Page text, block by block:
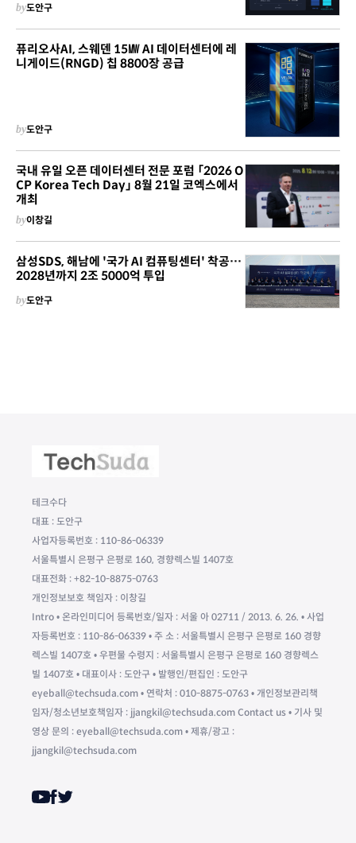
by도안구
퓨리오사AI, 스웨덴 15㎿ AI 데이터센터에 레
니게이드(RNGD) 칩 8800장 공급
by도안구
국내 유일 오픈 데이터센터 전문 포럼 「2026 O
CP Korea Tech Day」 8월 21일 코엑스에서
개최
by이창길
삼성SDS, 해남에 '국가 AI 컴퓨팅센터' 착공…
2028년까지 2조 5000억 투입
by도안구
테크수다
대표 : 도안구
사업자등록번호 : 110-86-06339
서울특별시 은평구 은평로 160, 경향렉스빌 1407호
대표전화 : +82-10-8875-0763
개인정보보호 책임자 : 이창길
Intro • 온라인미디어 등록번호/일자 : 서울 아 02711 / 2013. 6. 26. • 사업
자등록번호 : 110-86-06339 • 주 소 : 서울특별시 은평구 은평로 160 경향
렉스빌 1407호 • 우편물 수령지 : 서울특별시 은평구 은평로 160 경향렉스
빌 1407호 • 대표이사 : 도안구 • 발행인/편집인 : 도안구
eyeball@techsuda.com • 연락처 : 010-8875-0763 • 개인정보관리책
임자/청소년보호책임자 : jjangkil@techsuda.com Contact us • 기사 및
영상 문의 : eyeball@techsuda.com • 제휴/광고 :
jjangkil@techsuda.com